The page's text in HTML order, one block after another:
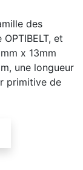
des
et
x 13mm
une longueur
primitive de